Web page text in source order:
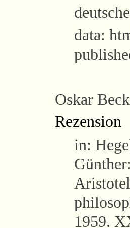
data:
Oskar
Rezension
in:
1959.